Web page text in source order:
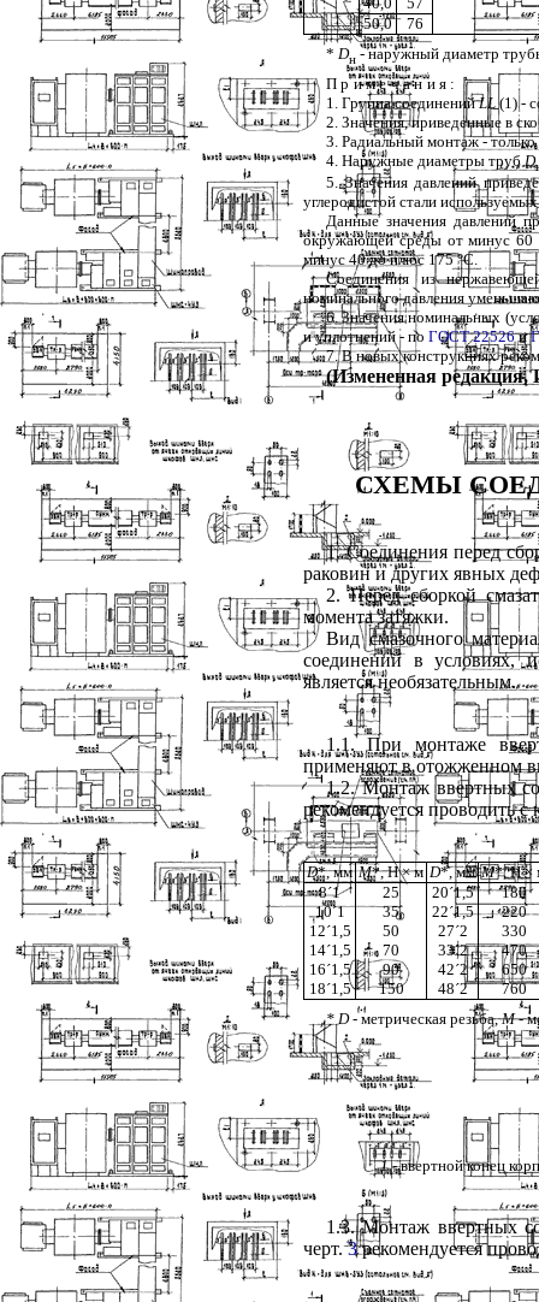
50,0
76
* Dн - наружный диаметр
Примечания :
1. Группа соединенийLL(1) -
2. Значения, приведенные в
3. Радиальный монтаж -
4. Наружные диаметры трубD
5 . Значения давлений
углеродистой стали
Данные значения давлений
окружающей среды от минус
минус 40 до плюс 175°С.
Соединения из
номинального давления
6. Значения номинальных
и уплотнений - по ГОСТ 22526и
7. В новых конструкциях
(Измененная
СХЕМЫ
1. Соединения перед
раковин и других явных
2. Перед сборкой
момента затяжки.
Вид смазочного
соединений в условиях,
является необязательным.
1.1 . При монтаже
применяют в отожженном
1.2. Монтаж ввертных
рекомендуется проводить
D*, мм М*, Н×м D*, мм М*, Н×
8´1 25 20´1,5
180
10´1 35 22´1,5
220
12´1,5 50 27´2
330
14´1,5 70 33´2
470
16´1,5 90 42´2
650
18´1,5 150 48´2
760
* D- метрическая резьба,М-
1- ввертной конец
1.3. Монтаж ввертных
черт.3рекомендуется